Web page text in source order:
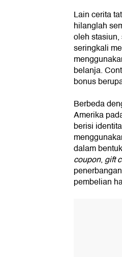
Lain cerita
hilanglah
oleh
seringkali
belanja.
bonus
Berbeda
Amerika
berisi
dalam bentuk
coupon,gift
pembelian